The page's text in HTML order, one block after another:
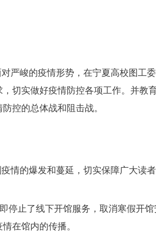
严峻的疫情形势，在宁夏高校图工
切实做好疫情防控各项工作。并教
控的总体战和阻击战。
情的爆发和蔓延，切实保障广大读
停止了线下开馆服务，取消寒假开
在馆内的传播。